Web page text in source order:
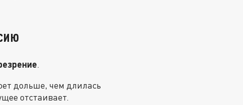
.
дольше, чем длилась
отстаивает.